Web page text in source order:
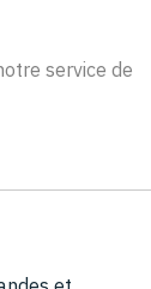
service de